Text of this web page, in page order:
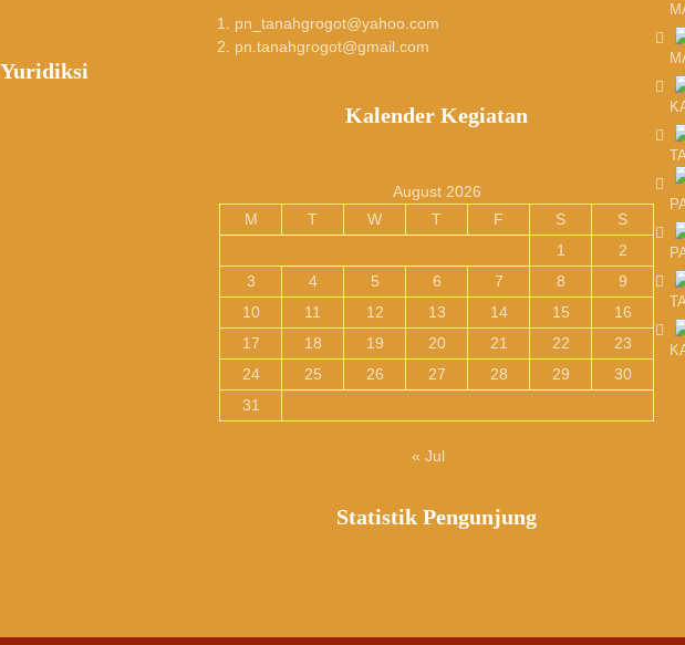
pn_tanahgrogot@yahoo.com
pn.tanahgrogot@gmail.com
Kalender Kegiatan
August 2026
M
T W T F S
S
1
2
3
4 5 6 7 8
9
10
11 12 13 14 15
16
17
18 19 20 21 22
23
24
25 26 27 28 29
30
31
« Jul
Statistik Pengunjung